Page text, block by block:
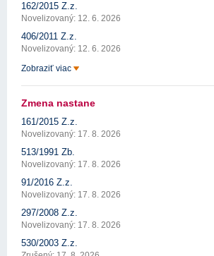
162/2015 Z.z.
Novelizovaný: 12. 6. 2026
406/2011 Z.z.
Novelizovaný: 12. 6. 2026
Zobraziť viac
Zmena nastane
161/2015 Z.z.
Novelizovaný: 17. 8. 2026
513/1991 Zb.
Novelizovaný: 17. 8. 2026
91/2016 Z.z.
Novelizovaný: 17. 8. 2026
297/2008 Z.z.
Novelizovaný: 17. 8. 2026
530/2003 Z.z.